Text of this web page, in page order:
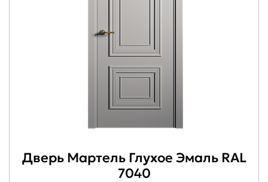
Дверь Мартель Глухое Эмаль RAL
7040